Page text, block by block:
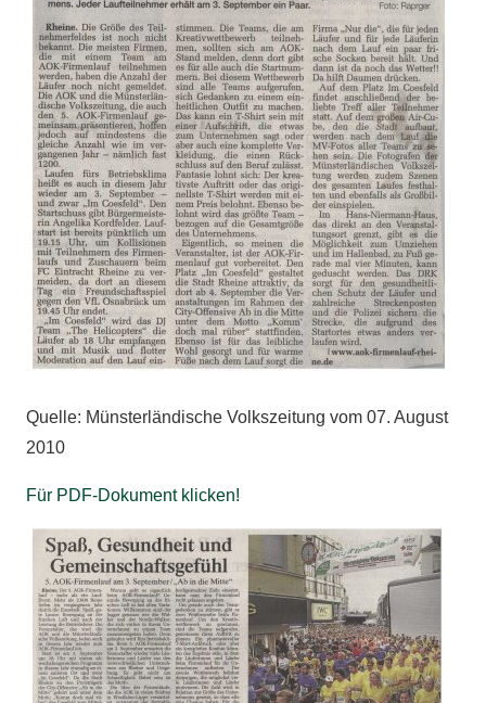
Quelle: Münsterländische Volkszeitung vom 07. August
2010
Für PDF-Dokument klicken!